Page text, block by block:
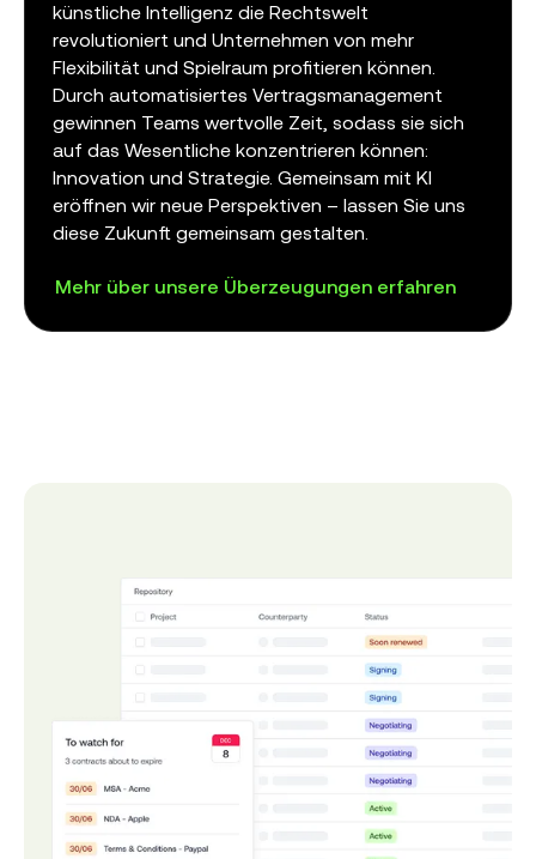
künstliche Intelligenz die Rechtswelt
revolutioniert und Unternehmen von mehr
Flexibilität und Spielraum profitieren können.
Durchautomatisiertes Vertragsmanagement
gewinnen Teams wertvolle Zeit, sodass sie sich
auf das Wesentliche konzentrieren können:
Innovation und Strategie. Gemeinsam mit KI
eröffnen wir neue Perspektiven – lassen Sie uns
diese Zukunft gemeinsam gestalten.
Mehr über unsere Überzeugungen erfahren